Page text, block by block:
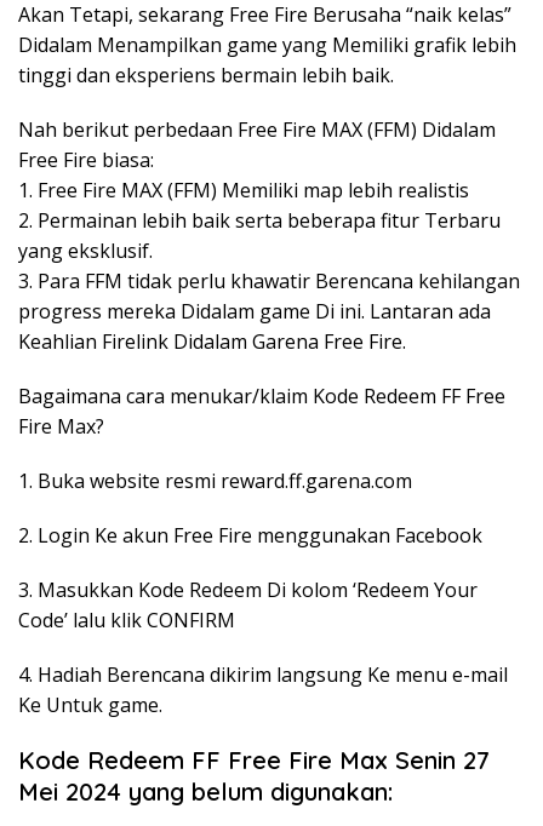
Akan Tetapi, sekarang Free Fire Berusaha “naik kelas”
Didalam Menampilkan game yang Memiliki grafik lebih
tinggi dan eksperiens bermain lebih baik.
Nah berikut perbedaan Free Fire MAX (FFM) Didalam
Free Fire biasa:
1. Free Fire MAX (FFM) Memiliki map lebih realistis
2. Permainan lebih baik serta beberapa fitur Terbaru
yang eksklusif.
3. Para FFM tidak perlu khawatir Berencana kehilangan
progress mereka Didalam game Di ini. Lantaran ada
Keahlian Firelink Didalam Garena Free Fire.
Bagaimana cara menukar/klaim Kode Redeem FF Free
Fire Max?
1. Buka website resmi reward.ff.garena.com
2. Login Ke akun Free Fire menggunakan Facebook
3. Masukkan Kode Redeem Di kolom ‘Redeem Your
Code’ lalu klik CONFIRM
4. Hadiah Berencana dikirim langsung Ke menu e-mail
Ke Untuk game.
Kode Redeem FF Free Fire Max Senin 27
Mei 2024 yang belum digunakan: